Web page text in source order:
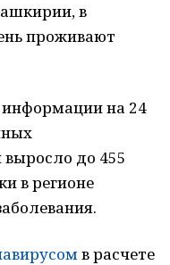
в
проживают
на 24
до 455
в регионе
в расчете